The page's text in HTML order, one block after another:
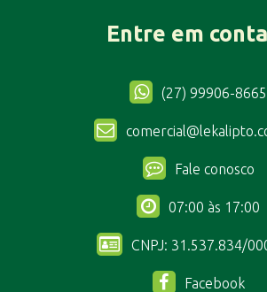
Entre em
(27) 99906-8665
Fale conosco
07:00 às 17:00
CNPJ: 31.537.834/
Facebook